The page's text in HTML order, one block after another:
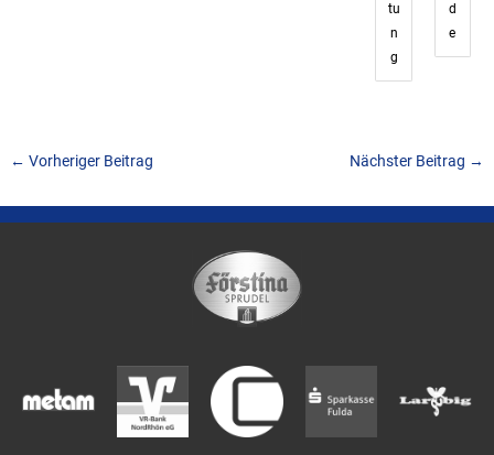
tu
n
g
d
e
← Vorheriger Beitrag Nächster Beitrag →